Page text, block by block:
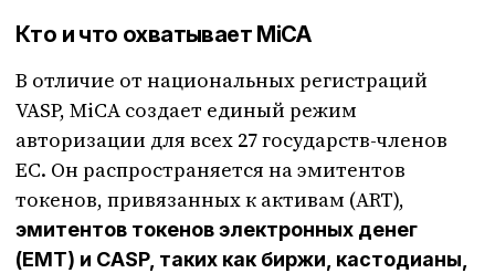
Кто и что охватывает MiCA
В отличие от национальных регистраций
VASP, MiCA создает единый режим
авторизации для всех 27 государств-членов
ЕС. Он распространяется на эмитентов
токенов, привязанных к активам (ART),
эмитентов токенов электронных денег
(EMT) и CASP, таких как биржи, кастодианы,